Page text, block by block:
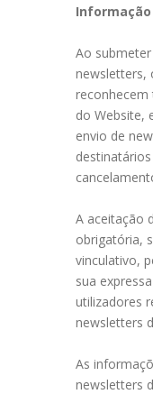
Ao
newsletters,
reconhecem
do Website,
envio de
A aceitação
obrigatória,
vinculativo,
sua
utilizadores
newsletters
As
newsletters